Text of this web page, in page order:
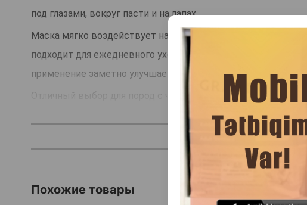
под глазами, вокруг пасти и на лапах.
Маска мягко воздействует на кожу, помогает
подходит для ежедневного ухода. Натуральные
применение заметно улучшает внешний вид шерсти.
Отличный выбор для пород с чувствительной зоной глаз и
ЧИТАТЬ
Похожие товары